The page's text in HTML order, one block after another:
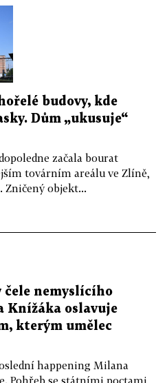
budovy, kde
Dům „ukusuje“
začala bourat
továrním areálu ve Zlíně,
Zničený objekt...
čele nemyslícího
Knížáka oslavuje
kterým umělec
happening Milana
Pohřeb se státními poctami